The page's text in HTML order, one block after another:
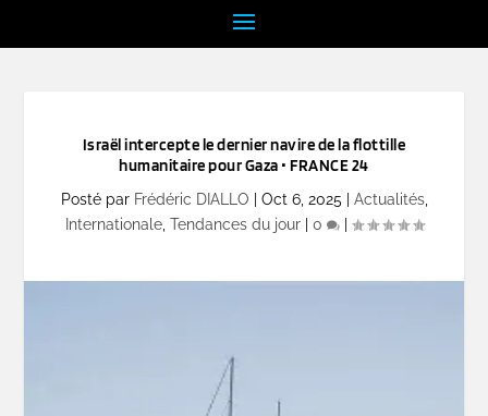
Israël intercepte le dernier navire de la flottille
humanitaire pour Gaza • FRANCE 24
Posté par Frédéric DIALLO Oct 6, 2025 Actualités,
Internationale, Tendances du jour| 0 |